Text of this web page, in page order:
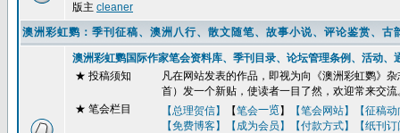
版主 cleaner
澳洲彩虹鹦：季刊征稿、澳洲八行、散文随笔、故事小说、评论鉴赏、
澳洲彩虹鹦国际作家笔会资料库、季刊目录、论坛管理条例、活动
★ 投稿须知
凡在网站发表的作品，即视为向《澳洲彩虹鹦》
首）发一个新贴，使读者一目了然，欢迎常来交
★ 笔会栏目
【总理贺信】 【笔会一览】 【笔会网站】
【征稿
【免费博客】
【成为会员】【付款方式】【纸刊